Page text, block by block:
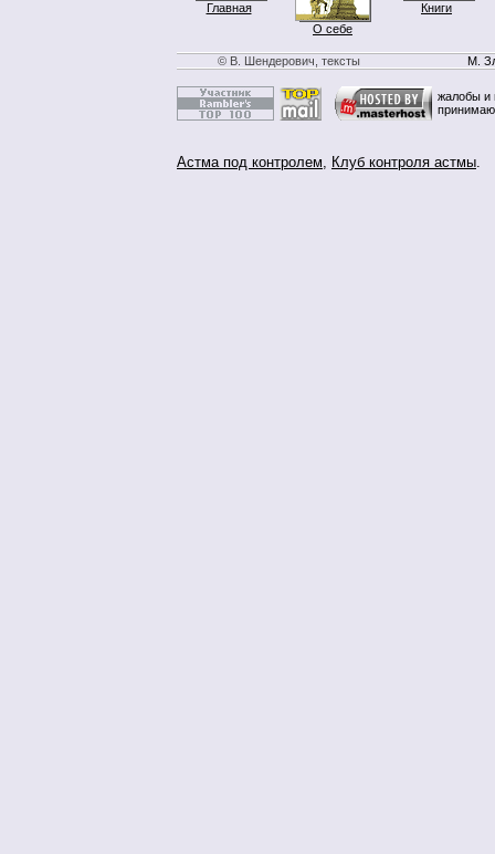
Главная
О себе
Книги
© В. Шендерович, тексты М.
жалобы и
Астма под контролем, Клуб контроля астмы.